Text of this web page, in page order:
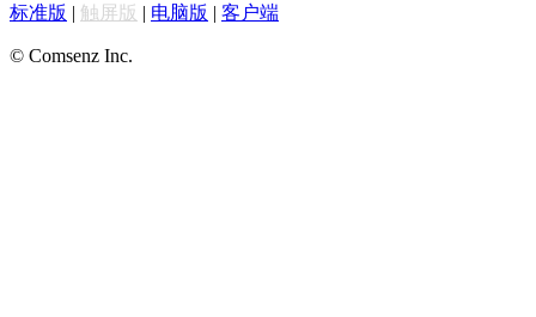
标准版 | 触屏版 | 电脑版 | 客户端
© Comsenz Inc.